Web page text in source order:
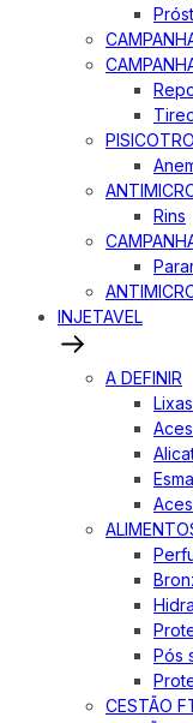
Rins
INJETAVEL
A DEFINIR
Pós
CESTÃO